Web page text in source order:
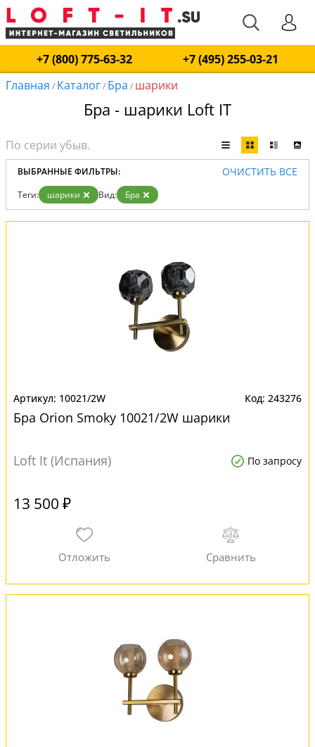
+7 (800) 775-63-32
+7 (495) 255-03-21
Главная / Каталог/ Бра / шарики
Бра - шарики Loft IT
ВЫБРАННЫЕ ФИЛЬТРЫ: ОЧИСТИТЬ ВСЕ
Теги: шарики Вид: Бра
10021/2W 243276
Бра Orion Smoky 10021/2W шарики
Loft It (Испания) По запросу
13 500 ₽